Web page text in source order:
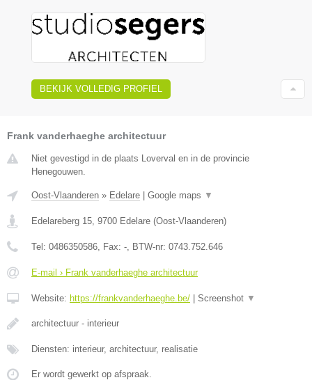
BEKIJK VOLLEDIG PROFIEL
Frank vanderhaeghe architectuur
Niet gevestigd in de plaats Loverval en in de provincie
Henegouwen.
Oost-Vlaanderen » Edelare Google maps ▼
Edelareberg 15 9700 Edelare (Oost-Vlaanderen)
Tel: 0486350586 , Fax: - , BTW-nr: 0743.752.646
E-mail › Frank vanderhaeghe architectuur
Website: https://frankvanderhaeghe.be/ Screenshot ▼
architectuur - interieur
Diensten: interieur, architectuur, realisatie
Er wordt gewerkt op afspraak.